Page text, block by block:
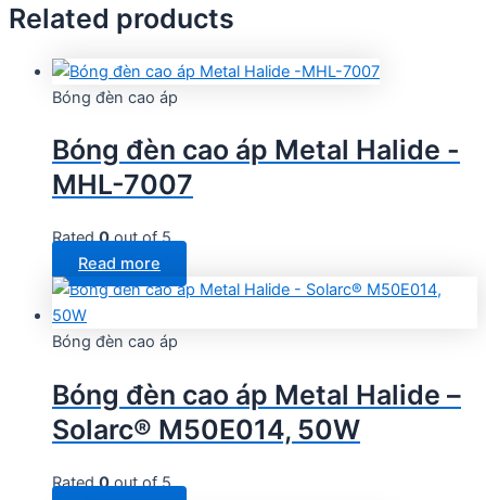
Related products
Bóng đèn cao áp
Bóng đèn cao áp Metal Halide -
MHL-7007
Rated0out of 5
Read more
Bóng đèn cao áp
Bóng đèn cao áp Metal Halide –
Solarc® M50E014, 50W
Rated0out of 5